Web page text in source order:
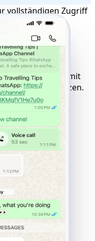
vollständigen Zugriff
für
kompatibel mit
Mobilfunknetzen.
after-Success-